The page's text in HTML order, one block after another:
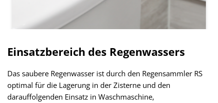
Einsatzbereich des Regenwassers
Das saubere Regenwasser ist durch den Regensammler RS
optimal für die Lagerung in der Zisterne und den
darauffolgenden Einsatz in Waschmaschine,